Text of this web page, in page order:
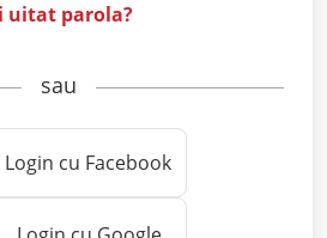
uitat parola?
sau